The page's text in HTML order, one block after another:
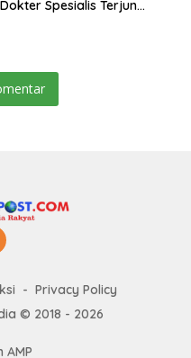
Dokter Spesialis Terjun
Privacy Policy
© 2018 - 2026
AMP